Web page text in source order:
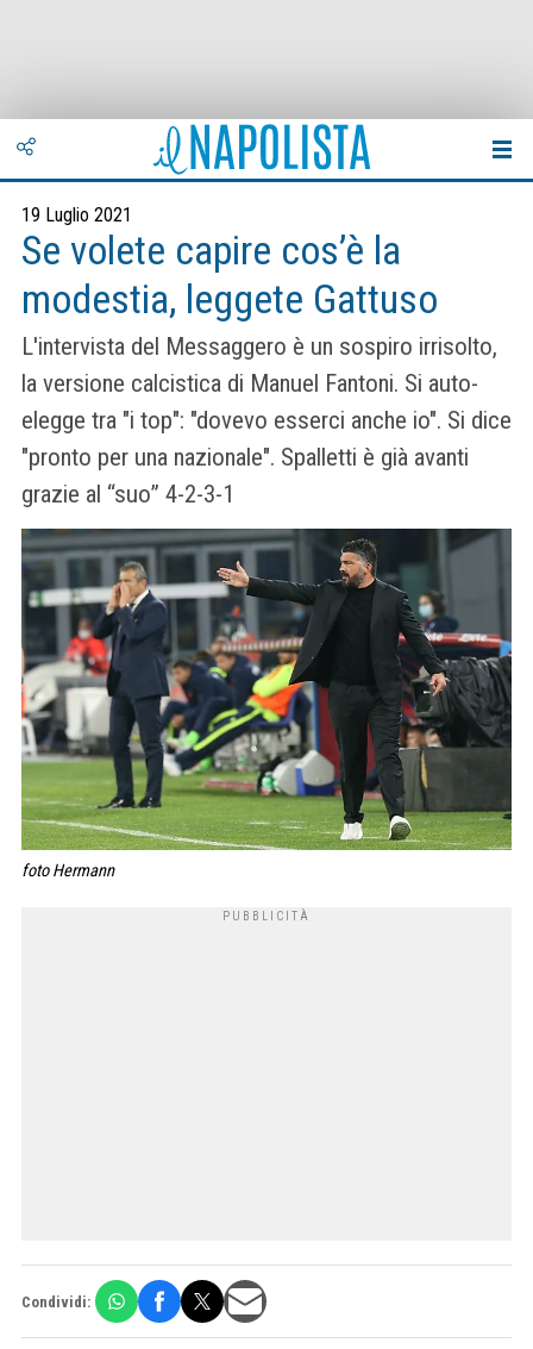
19 Luglio 2021
Se volete capire cos’è la
modestia, leggete Gattuso
L'intervista del Messaggero è un sospiro irrisolto,
la versione calcistica di Manuel Fantoni. Si auto-
elegge tra "i top": "dovevo esserci anche io". Si dice
"pronto per una nazionale". Spalletti è già avanti
grazie al “suo” 4-2-3-1
foto Hermann
Condividi: